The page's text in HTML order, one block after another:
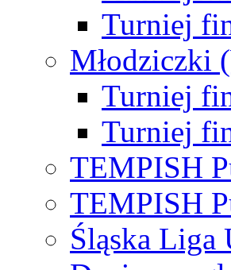
Turniej
Młodziczki
Turniej
Turniej
TEMPISH
TEMPISH
Śląska Liga